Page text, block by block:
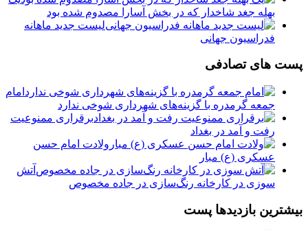
بهله جغد شاخدار که در بخش آسارا مصدوم شده بود
لیست جدید ماهانه
فدراسیون جهانی
پست های تصادفی
امام
جمعه گرمدره با گزینه‌های شهرداری شوخی ندارد
برقراری ممنوعیت
رفت و آمد در بغداد
ولادت امام حسن
عسکری (ع) مبار
️آتش
سوزی در کارخانه رنگ‌سازی در جاده مخصوص
بیشترین بازدیدها پست